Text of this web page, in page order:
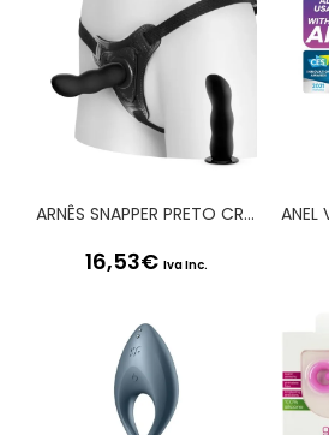
ARNÊS SNAPPER PRETO CRUSHIOUS
16,53€ Iva Inc.